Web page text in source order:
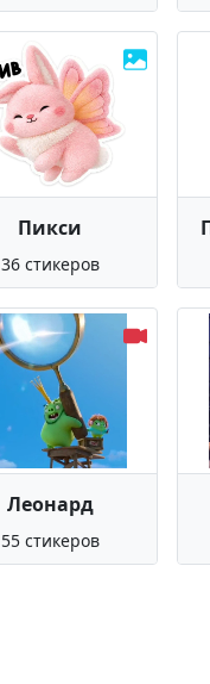
Пикси
36 стикеров
Леонард
55 стикеров